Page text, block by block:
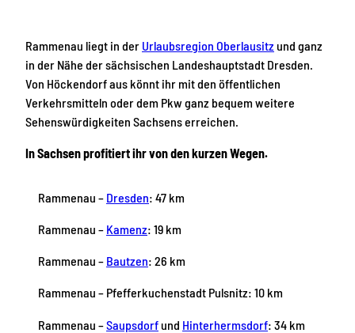
Rammenau liegt in der Urlaubsregion Oberlausitz und ganz
in der Nähe der sächsischen Landeshauptstadt Dresden.
Von Höckendorf aus könnt ihr mit den öffentlichen
Verkehrsmitteln oder dem Pkw ganz bequem weitere
Sehenswürdigkeiten Sachsens erreichen.
In Sachsen profitiert ihr von den kurzen Wegen.
Rammenau – Dresden: 47 km
Rammenau – Kamenz: 19 km
Rammenau – Bautzen: 26 km
Rammenau – Pfefferkuchenstadt Pulsnitz: 10 km
Rammenau –Saupsdorfund Hinterhermsdorf: 34 km